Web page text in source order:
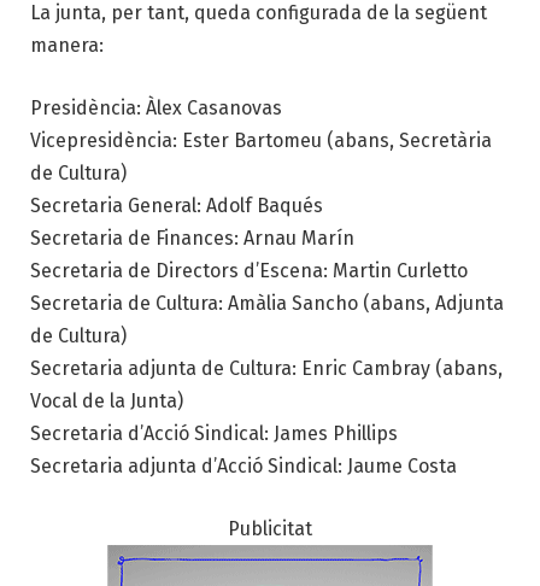
La junta, per tant, queda configurada de la següent
manera:
Presidència: Àlex Casanovas
Vicepresidència: Ester Bartomeu (abans, Secretària
de Cultura)
Secretaria General: Adolf Baqués
Secretaria de Finances: Arnau Marín
Secretaria de Directors d’Escena: Martin Curletto
Secretaria de Cultura: Amàlia Sancho (abans, Adjunta
de Cultura)
Secretaria adjunta de Cultura: Enric Cambray (abans,
Vocal de la Junta)
Secretaria d’Acció Sindical: James Phillips
Secretaria adjunta d’Acció Sindical: Jaume Costa
Publicitat